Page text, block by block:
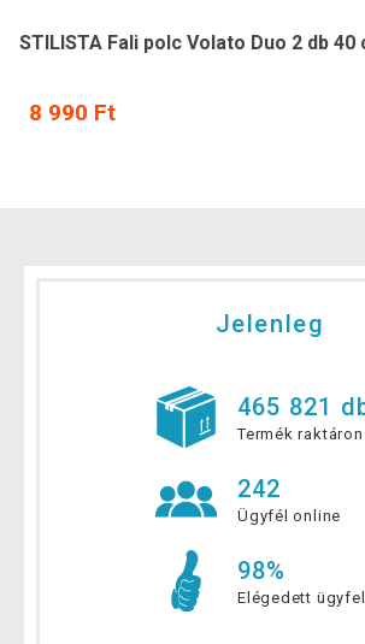
STILISTA Fali polc Volato Duo 2 db 40
8 990 Ft
Jelenleg
465 821
Termék raktáron
242
Ügyfél online
98%
Elégedett